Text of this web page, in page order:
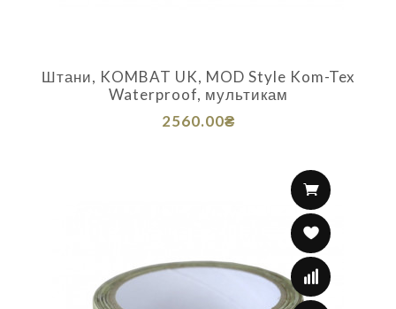
Штани, KOMBAT UK, MOD Style Kom-Tex
Waterproof, мультикам
2560.00₴